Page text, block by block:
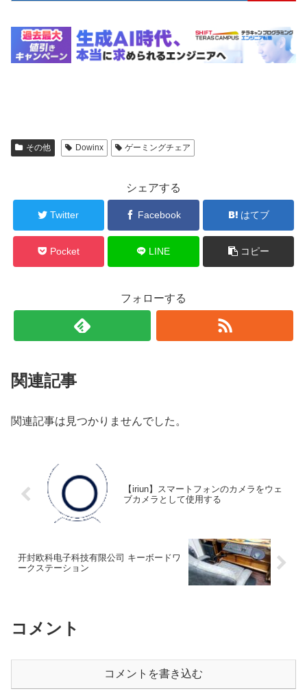
その他 Dowinx ゲーミングチェア
シェアする
Twitter Facebook はてブ
Pocket LINE コピー
フォローする
関連記事
関連記事は見つかりませんでした。
【iriun】スマートフォンのカメラをウェ
ブカメラとして使用する
开封欧科电子科技有限公司 キーボードワ
ークステーション
コメント
コメントを書き込む